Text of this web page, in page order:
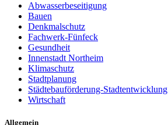
Abwasserbeseitigung
Bauen
Denkmalschutz
Fachwerk-Fünfeck
Gesundheit
Innenstadt Northeim
Klimaschutz
Stadtplanung
Städtebauförderung-Stadtentwicklung
Wirtschaft
Allgemein